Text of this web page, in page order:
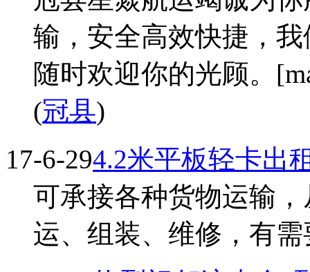
输，安全高效快捷，
随时欢迎你的光顾。
(冠县)
17-6-294.2米平板轻卡出
可承接各种货物运输
运、组装、维修，有